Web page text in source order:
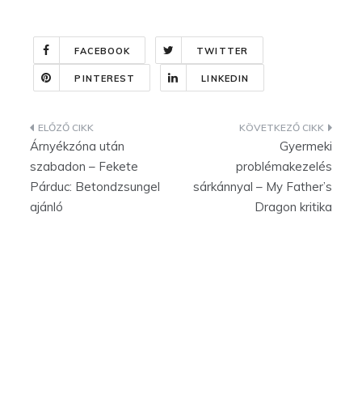
FACEBOOK TWITTER
PINTEREST LINKEDIN
Bejegyzés
navigáció
Árnyékzóna után
szabadon – Fekete
Párduc: Betondzsungel
ajánló
Gyermeki
problémakezelés
sárkánnyal – My Father’s
Dragon kritika